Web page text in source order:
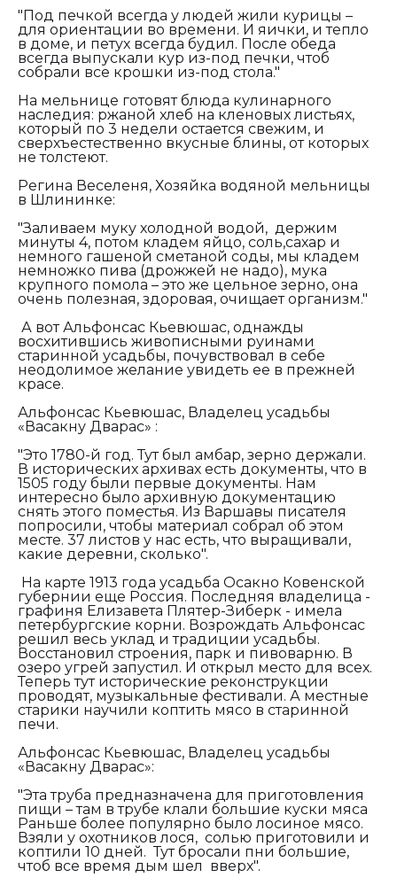
"Под печкой всегда у людей жили курицы –
для ориентации во времени. И яички, и тепло
в доме, и петух всегда будил. После обеда
всегда выпускали кур из-под печки, чтоб
собрали все крошки из-под стола."
На мельнице готовят блюда кулинарного
наследия: ржаной хлеб на кленовых листьях,
который по 3 недели остается свежим, и
сверхъестественно вкусные блины, от которых
не толстеют.
Регина Веселеня, Хозяйка водяной мельницы
в Шлининке:
"Заливаем муку холодной водой, держим
минуты 4, потом кладем яйцо, соль,сахар и
немного гашеной сметаной соды, мы кладем
немножко пива (дрожжей не надо), мука
крупного помола – это же цельное зерно, она
очень полезная, здоровая, очищает организм."
А вот Альфонсас Кьевюшас, однажды
восхитившись живописными руинами
старинной усадьбы, почувствовал в себе
неодолимое желание увидеть ее в прежней
красе.
Альфонсас Кьевюшас, Владелец усадьбы
«Васакну Дварас» :
"Это 1780-й год. Тут был амбар, зерно держали.
В исторических архивах есть документы, что в
1505 году были первые документы. Нам
интересно было архивную документацию
снять этого поместья. Из Варшавы писателя
попросили, чтобы материал собрал об этом
месте. 37 листов у нас есть, что выращивали,
какие деревни, сколько".
На карте 1913 года усадьба Осакно Ковенской
губернии еще Россия. Последняя владелица -
графиня Елизавета Плятер-Зиберк - имела
петербургские корни. Возрождать Альфонсас
решил весь уклад и традиции усадьбы.
Восстановил строения, парк и пивоварню. В
озеро угрей запустил. И открыл место для всех.
Теперь тут исторические реконструкции
проводят, музыкальные фестивали. А местные
старики научили коптить мясо в старинной
печи.
Альфонсас Кьевюшас, Владелец усадьбы
«Васакну Дварас»:
"Эта труба предназначена для приготовления
пищи – там в трубе клали большие куски мяса
Раньше более популярно было лосиное мясо.
Взяли у охотников лося, солью приготовили и
коптили 10 дней. Тут бросали пни большие,
чтоб все время дым шел вверх".